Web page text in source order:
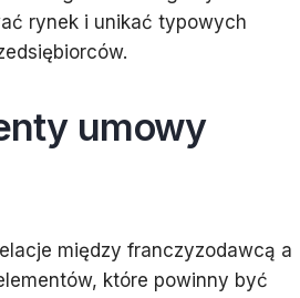
rynek i unikać typowych
umowy
między franczyzodawcą a
które powinny być